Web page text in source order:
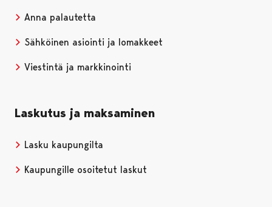
Anna palautetta
Sähköinen asiointi ja lomakkeet
Viestintä ja markkinointi
Laskutus ja maksaminen
Lasku kaupungilta
Kaupungille osoitetut laskut